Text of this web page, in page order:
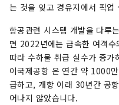
는 것을 잊고 경유지에서 픽업
항공관련 시스템 개발을 다루
면 2022년에는 급속한 여객
따라 수하물 취급 실수가 증
이국제공항 은 연간 약 1000
급하고, 개항 이래 30년간 공
어나지 않았습니다.